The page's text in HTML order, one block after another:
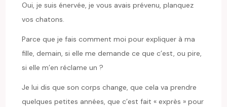
Oui, je suis énervée, je vous avais prévenu, planquez
vos chatons.
Parce que je fais comment moi pour expliquer à ma
fille, demain, si elle me demande ce que c’est, ou pire,
si elle m’en réclame un ?
Je lui dis que son corps change, que cela va prendre
quelques petites années, que c’est fait « exprès » pour